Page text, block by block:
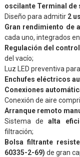
oscilante Terminal de
Diseño para admitir 2
Gran rendimiento de
cada uno, integrados
Regulación del
del vacío;
Luz LED preventiva
Enchufes eléctricos
Conexiones
Conexión de aire
Arranque remoto
Sistema dealta
filtración;
Bolsa filtrante
60335-2-69) de gran